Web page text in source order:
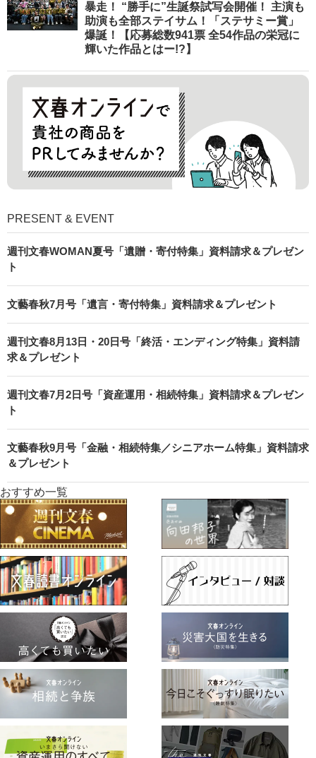
暴走！ “勝手に”生誕祭試写会開催！ 主演も
助演も全部ステイサム！「ステサミー賞」
爆誕！【応募総数941票 全54作品の栄冠に
輝いた作品とはー!?】
PRESENT & EVENT
週刊文春WOMAN夏号「遺贈・寄付特集」資料請求＆プレゼン
ト
文藝春秋7月号「遺言・寄付特集」資料請求＆プレゼント
週刊文春8月13日・20日号「終活・エンディング特集」資料請
求＆プレゼント
週刊文春7月2日号「資産運用・相続特集」資料請求＆プレゼン
ト
文藝春秋9月号「金融・相続特集／シニアホーム特集」資料請求
＆プレゼント
おすすめ一覧